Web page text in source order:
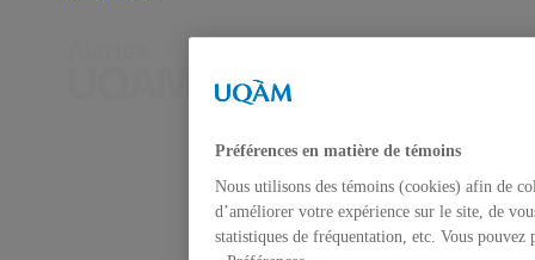
Préférences en matière de témoins
Nous utilisons des témoins (cookies) afin de
d’améliorer votre expérience sur le site, de
statistiques de fréquentation, etc. Vous